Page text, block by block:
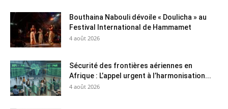
Bouthaina Nabouli dévoile « Doulicha » au
Festival International de Hammamet
4 août 2026
Sécurité des frontières aériennes en
Afrique : L’appel urgent à l’harmonisation...
4 août 2026